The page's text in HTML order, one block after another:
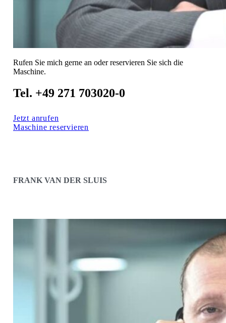
Rufen Sie mich gerne an oder reservieren Sie sich die
Maschine.
Tel. +49 271 703020-0
Jetzt anrufen
Maschine reservieren
FRANK VAN DER SLUIS